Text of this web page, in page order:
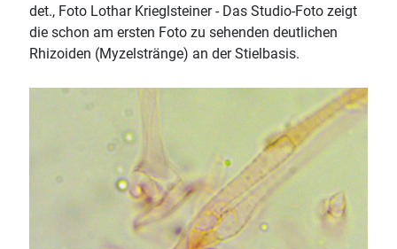
det., Foto Lothar Krieglsteiner - Das Studio-Foto zeigt
die schon am ersten Foto zu sehenden deutlichen
Rhizoiden (Myzelstränge) an der Stielbasis.